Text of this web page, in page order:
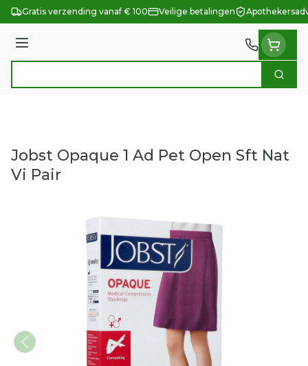
Ga naar de inhoud
Gratis verzending vanaf € 100 Veilige betalingen
Menu
Zoek
Jobst Opaque 1 Ad Pet Open Sft Nat
Vi Pair